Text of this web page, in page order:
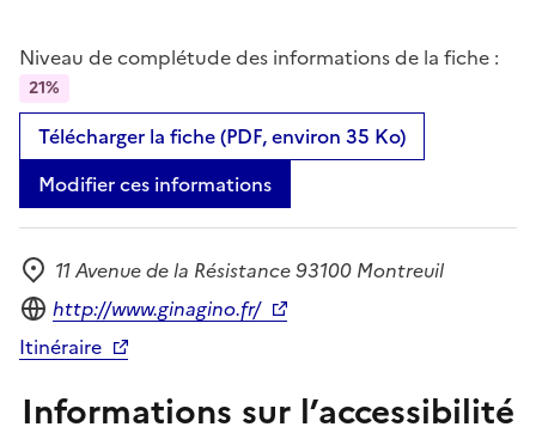
Niveau de complétude des informations de la fiche :
21%
Télécharger la fiche (PDF, environ 35 Ko)
Modifier ces informations
Adresse
11 Avenue de la Résistance 93100 Montreuil
Site internet
http://www.ginagino.fr/
Itinéraire
Informations sur l’accessibilité